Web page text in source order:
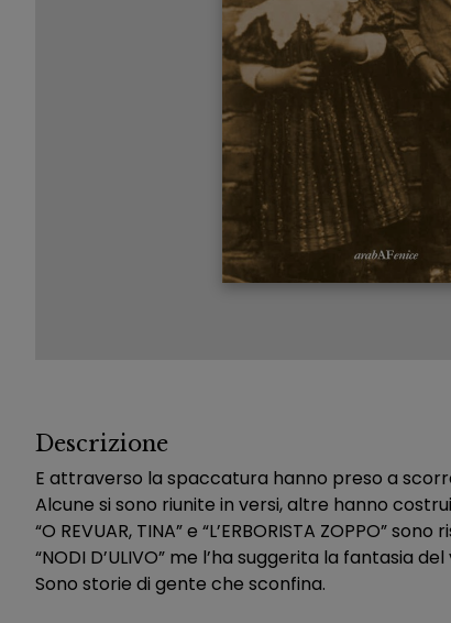
Descrizione
E attraverso la spaccatura hanno preso a
Alcune si sono riunite in versi, altre hanno
“O REVUAR, TINA” e “L’ERBORISTA ZOPPO”
“NODI D’ULIVO” me l’ha suggerita la fantasia
Sono storie di gente che sconfina.